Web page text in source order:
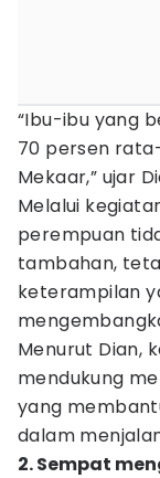
“Ibu-ibu yang
70 persen
Mekaar,” ujar
Melalui
perempuan
tambahan,
keterampilan
Menurut Dian,
mendukung
yang
dalam
2. Sempat